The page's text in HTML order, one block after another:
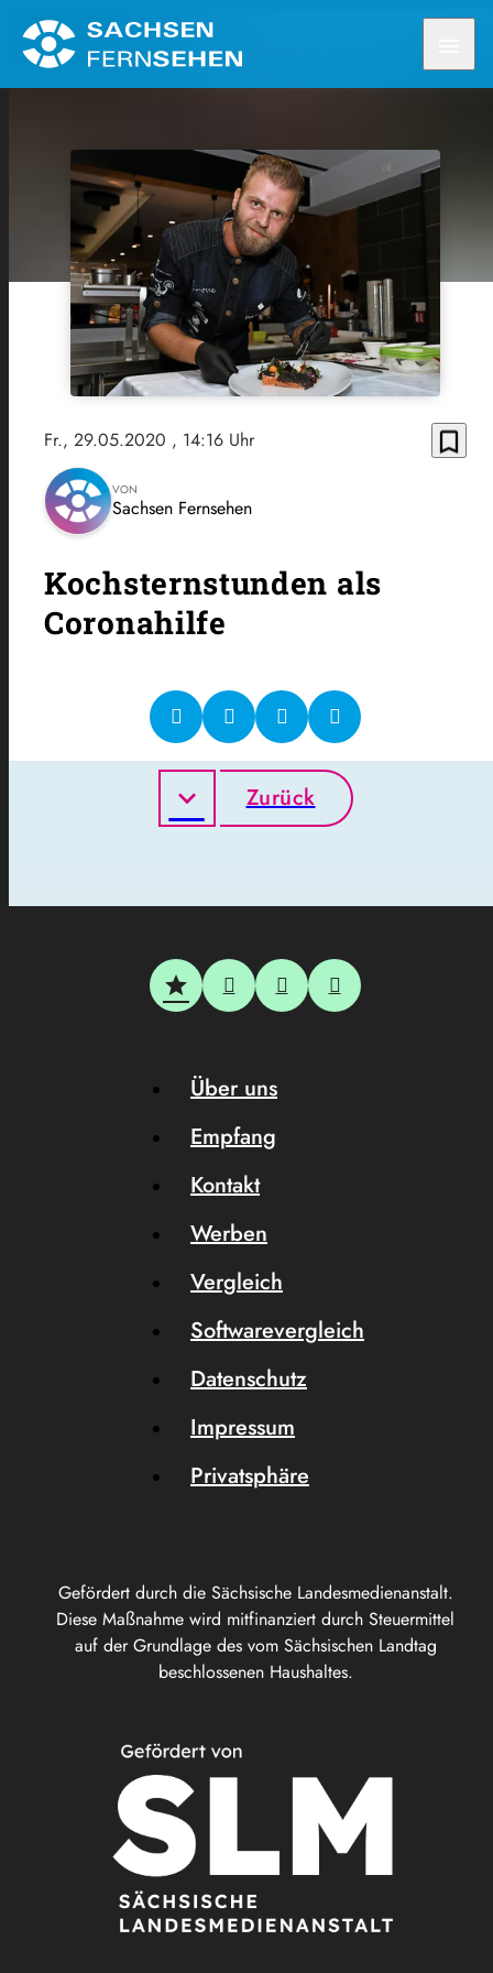
Fr., 29.05.2020 , 14:16 Uhr bookmark_border
VON
Sachsen Fernsehen
Kochsternstunden als
Coronahilfe
Zurück
Gefördert durch die Sächsische Landesmedienanstalt.
Diese Maßnahme wird mitfinanziert durch Steuermittel
auf der Grundlage des vom Sächsischen Landtag
beschlossenen Haushaltes.
Über uns
Empfang
Kontakt
Werben
Vergleich
Softwarevergleich
Datenschutz
Impressum
Privatsphäre